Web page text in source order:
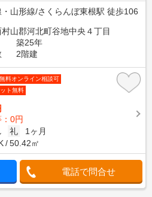
山形線/さくらんぼ東根駅 徒歩106
山郡河北町谷地中央４丁目
築25年
2階建
無料オンライン相談可
ト無料
0円
礼
1ヶ月
50.42㎡
電話で問合せ